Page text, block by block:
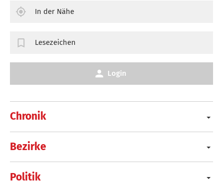
Chronik
Bezirke
Politik
In der Nähe
Lesezeichen
Login